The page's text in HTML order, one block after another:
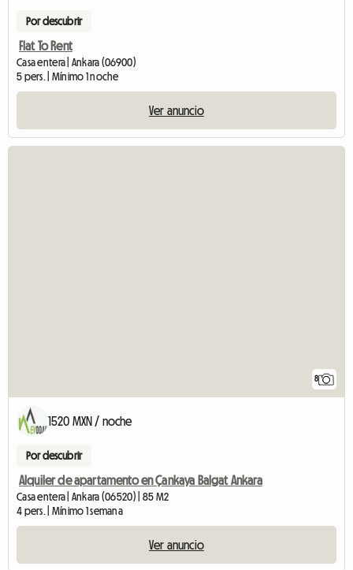
Por descubrir
Flat To Rent
Casa entera | Ankara (06900)
5 pers. | Mínimo 1 noche
Ver anuncio
8
1520 MXN / noche
Por descubrir
Alquiler de apartamento en Çankaya Balgat Ankara
Casa entera | Ankara (06520) | 85 M2
4 pers. | Mínimo 1 semana
Ver anuncio